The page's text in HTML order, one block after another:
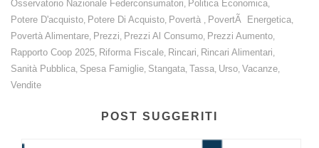
Osservatorio Nazionale Federconsumatori, Politica Economica,
Potere D'acquisto, Potere Di Acquisto, Povertà , PovertÃ Energetica,
Povertà Alimentare, Prezzi, Prezzi Al Consumo, Prezzi Aumento,
Rapporto Coop 2025, Riforma Fiscale, Rincari, Rincari Alimentari,
Sanità Pubblica, Spesa Famiglie, Stangata, Tassa, Urso, Vacanze,
Vendite
POST SUGGERITI